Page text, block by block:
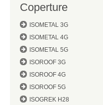
Coperture
ISOMETAL 3G
ISOMETAL 4G
ISOMETAL 5G
ISOROOF 3G
ISOROOF 4G
ISOROOF 5G
ISOGREK H28